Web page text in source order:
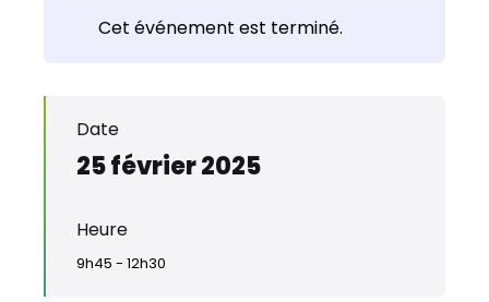
Cet événement est terminé.
Date
25 février 2025
Heure
9h45 - 12h30